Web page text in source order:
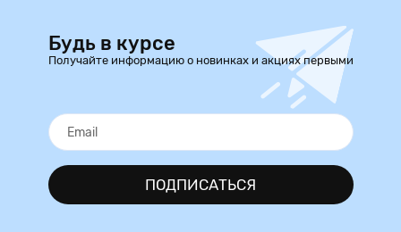
Будь в курсе
Получайте информацию о новинках и акциях первыми
ПОДПИСАТЬСЯ